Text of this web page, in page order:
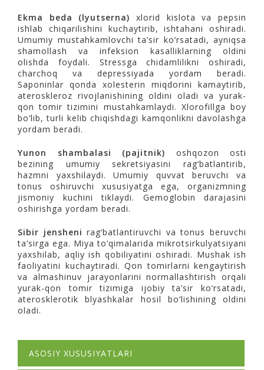
Ekma beda (lyutserna) xlorid kislota va pepsin
ishlab chiqarilishini kuchaytirib, ishtahani oshiradi.
Umumiy mustahkamlovchi ta’sir ko‘rsatadi, ayniqsa
shamollash va infeksion kasalliklarning oldini
olishda foydali. Stressga chidamlilikni oshiradi,
charchoq va depressiyada yordam beradi.
Saponinlar qonda xolesterin miqdorini kamaytirib,
ateroskleroz rivojlanishining oldini oladi va yurak-
qon tomir tizimini mustahkamlaydi. Xlorofillga boy
bo‘lib, turli kelib chiqishdagi kamqonlikni davolashga
yordam beradi.
Yunon shambalasi (pajitnik) oshqozon osti
bezining umumiy sekretsiyasini rag‘batlantirib,
hazmni yaxshilaydi. Umumiy quvvat beruvchi va
tonus oshiruvchi xususiyatga ega, organizmning
jismoniy kuchini tiklaydi. Gemoglobin darajasini
oshirishga yordam beradi.
Sibir jensheni rag‘batlantiruvchi va tonus beruvchi
ta’sirga ega. Miya to‘qimalarida mikrotsirkulyatsiyani
yaxshilab, aqliy ish qobiliyatini oshiradi. Mushak ish
faoliyatini kuchaytiradi. Qon tomirlarni kengaytirish
va almashinuv jarayonlarini normallashtirish orqali
yurak-qon tomir tizimiga ijobiy ta’sir ko‘rsatadi,
aterosklerotik blyashkalar hosil bo‘lishining oldini
oladi.
ASOSIY XUSUSIYATLARI